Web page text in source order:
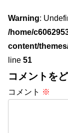
Warning:
/home/
content/
line 51
コメントを
コメント ※